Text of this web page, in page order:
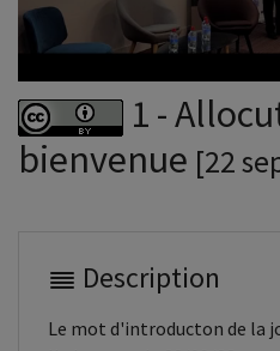
1 -
bienvenue [22
Description
Le mot d'introducton de la